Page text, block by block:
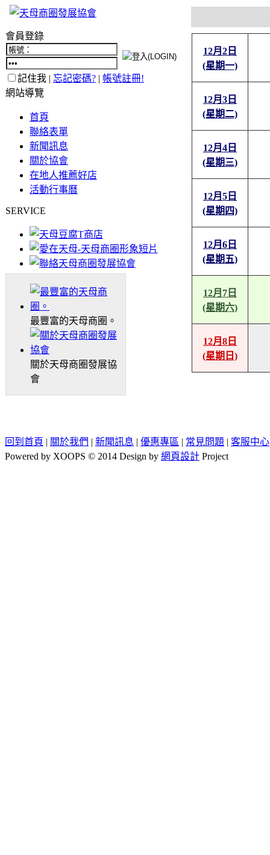
會員登錄
記住我 | 忘記密碼? | 帳號註冊!
網站導覽
首頁
聯絡表單
新聞訊息
關於協會
在地人推薦好店
活動行事曆
SERVICE
最豐富的天母商圈。
關於天母商圈發展協
會
12月2日
(星期一)
12月3日
(星期二)
12月4日
(星期三)
12月5日
(星期四)
12月6日
(星期五)
12月7日
(星期六)
12月8日
(星期日)
回到首頁 | 關於我們 | 新聞訊息 | 優惠專區 | 常見問題 | 客服中心
Powered by XOOPS © 2014 Design by 網頁設計 Project